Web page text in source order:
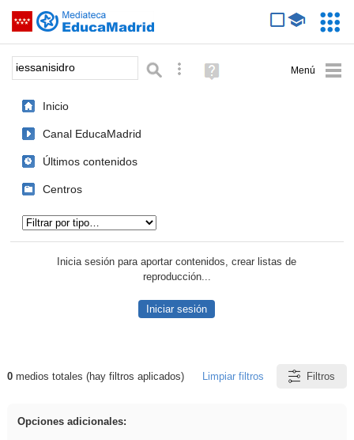
Saltar navegación
Palabra o frase: Búsqueda avanzada
Ayuda
(en
Inicio
Canal EducaMadrid
Últimos contenidos
Centros
Inicia sesión para aportar contenidos, crear listas de
reproducción...
Iniciar sesión
Resultados de: iessanisidro
0medios totales (hay filtros aplicados) Limpiar filtros Filtros
Opciones adicionales: